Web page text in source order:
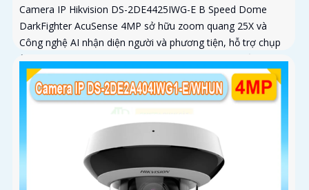
Camera IP Hikvision DS-2DE4425IWG-E B Speed Dome
DarkFighter AcuSense 4MP sở hữu zoom quang 25X và
Công nghệ AI nhận diện người và phương tiện, hỗ trợ chụp
ảnh khuôn mặt lên đến 5 khuôn mặt cùng 1 thời điểm